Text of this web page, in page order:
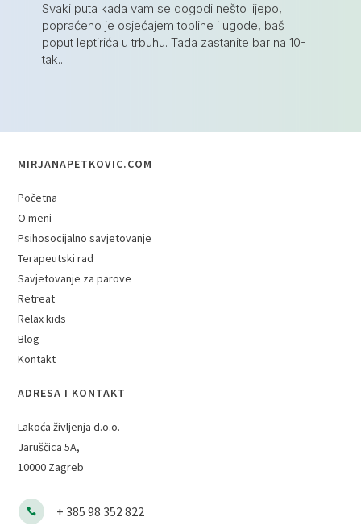
Svaki puta kada vam se dogodi nešto lijepo,
popraćeno je osjećajem topline i ugode, baš
poput leptirića u trbuhu. Tada zastanite bar na 10-
tak...
ADRESA I KONTAKT
Lakoća življenja d.o.o.
Jaruščica 5A,
10000 Zagreb
 + 385 98 352 822
MIRJANAPETKOVIC.COM
Početna
O meni
Psihosocijalno savjetovanje
Terapeutski rad
Savjetovanje za parove
Retreat
Relax kids
Blog
Kontakt